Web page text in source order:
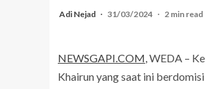
Adi Nejad 31/03/2024 2 min read
NEWSGAPI.COM, WEDA –
Khairun yang saat ini